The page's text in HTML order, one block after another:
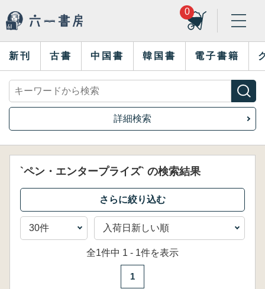
0
新刊 古書 中国書 韓国書 電子書籍
詳細検索
`ペン・エンタープライズ` の検索結果
全1件中 1 - 1件を表示
1